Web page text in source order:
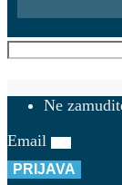
Ne
Email
PRIJAVA